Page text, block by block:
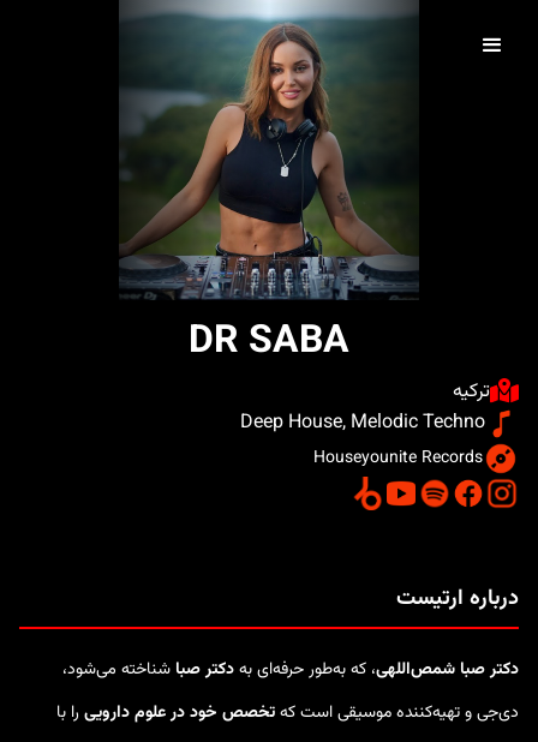
DR SABA
ترکیه
Deep House, Melodic Techno
Houseyounite Records
درباره ارتیست
دکتر صبا شمص‌اللهی، که به‌طور حرفه‌ای بهدکتر صبا شناخته می‌شود،
دی‌جی و تهیه‌کننده موسیقی است کهتخصص خود در علوم دارویی را با